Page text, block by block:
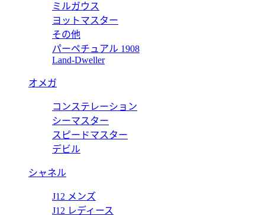
ー 41mm 15500ST.OO.1220ST.04 【2022年新作】
ピー コンセプト トゥールビヨン クロノグラフ オープンワ
ミルガウス
ヨットマスター
その他
パーペチュアル 1908
Land-Dweller
オメガ
コンステレーション
シーマスター
スピードマスター
デビル
シャネル
J12 メンズ
J12 レディース